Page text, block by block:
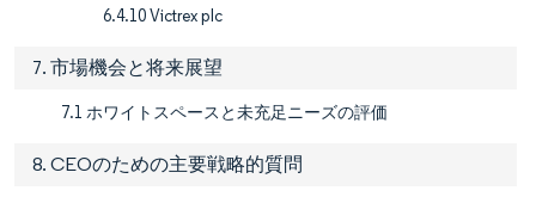
6.4.10 Victrex plc
7. 市場機会と将来展望
7.1 ホワイトスペースと未充足ニーズの評価
8. CEOのための主要戦略的質問